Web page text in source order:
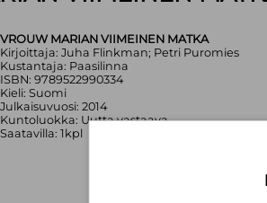
VROUW MARIAN VIIMEINEN MATKA
Kirjoittaja: Juha Flinkman; Petri Puromies
Kustantaja: Paasilinna
ISBN: 9789522990334
Kieli: Suomi
Julkaisuvuosi: 2014
Kuntoluokka: Uutta vastaava
Saatavilla: 1kpl